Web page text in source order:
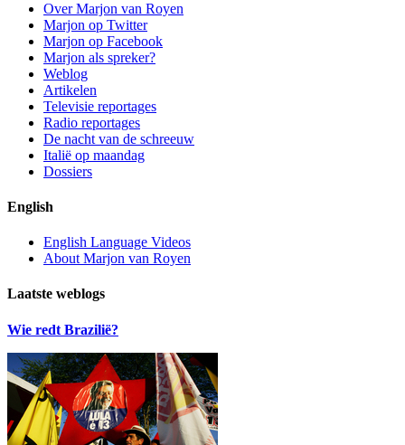
Over Marjon van Royen
Marjon op Twitter
Marjon op Facebook
Marjon als spreker?
Weblog
Artikelen
Televisie reportages
Radio reportages
De nacht van de schreeuw
Italië op maandag
Dossiers
English
English Language Videos
About Marjon van Royen
Laatste weblogs
Wie redt Brazilië?